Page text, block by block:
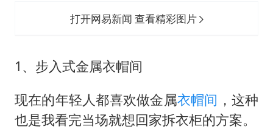
打开网易新闻 查看精彩图片
1、步入式金属衣帽间
现在的年轻人都喜欢做金属衣帽间 ，这种
也是我看完当场就想回家拆衣柜的方案。